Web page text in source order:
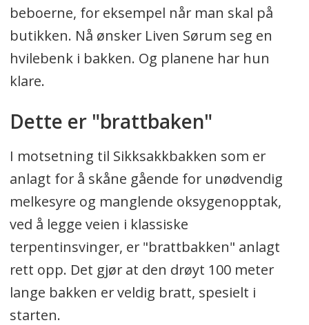
beboerne, for eksempel når man skal på
butikken. Nå ønsker Liven Sørum seg en
hvilebenk i bakken. Og planene har hun
klare.
Dette er "brattbaken"
I motsetning til Sikksakkbakken som er
anlagt for å skåne gående for unødvendig
melkesyre og manglende oksygenopptak,
ved å legge veien i klassiske
terpentinsvinger, er "brattbakken" anlagt
rett opp. Det gjør at den drøyt 100 meter
lange bakken er veldig bratt, spesielt i
starten.